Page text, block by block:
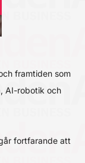
framtiden som
AI-robotik och
fortfarande att